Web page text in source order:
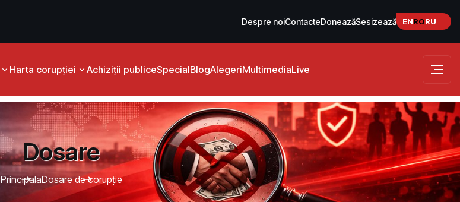
Despre noiContacteDoneazăSesizează ENRORU
Harta corupției Achiziții publiceSpecialBlogAlegeriMultimediaLive
Dosare
PrincipalaDosare de corupție